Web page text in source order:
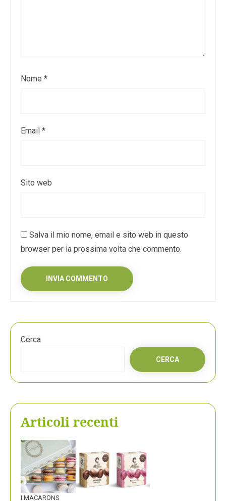
Nome *
Email *
Sito web
Salva il mio nome, email e sito web in questo
browser per la prossima volta che commento.
Cerca
CERCA
Articoli recenti
I MACARONS